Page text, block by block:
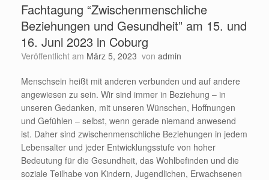
Fachtagung “Zwischenmenschliche
Beziehungen und Gesundheit” am 15. und
16. Juni 2023 in Coburg
Veröffentlicht am März 5, 2023 von admin
Menschsein heißt mit anderen verbunden und auf andere
angewiesen zu sein. Wir sind immer in Beziehung – in
unseren Gedanken, mit unseren Wünschen, Hoffnungen
und Gefühlen – selbst, wenn gerade niemand anwesend
ist. Daher sind zwischenmenschliche Beziehungen in jedem
Lebensalter und jeder Entwicklungsstufe von hoher
Bedeutung für die Gesundheit, das Wohlbefinden und die
soziale Teilhabe von Kindern, Jugendlichen, Erwachsenen